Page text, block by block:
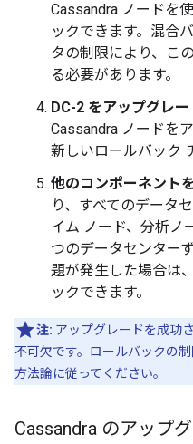
Cassandra ノードを
ックできます。混合
タの制限により、こ
る必要があります。
DC-2 をアップグレ
Cassandra ノードを
新しいロールバック
他のコンポーネント
り、すべてのデータ
イム ノード、分析ノ
つのデータセンター
題が発生した場合は
ックできます。
注: アップグレードを成功
不可欠です。ロールバックの
方法論に従ってください。
Cassandra のアップ